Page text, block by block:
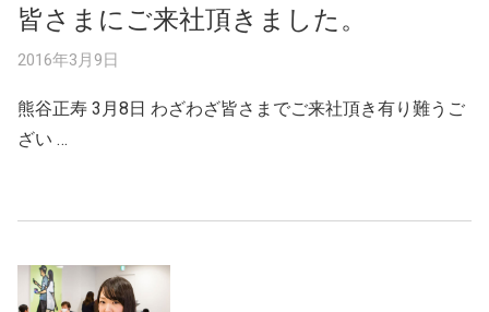
皆さまにご来社頂きました。
2016年3月9日
熊谷正寿 3月8日 わざわざ皆さまでご来社頂き有り難うご
ざい …